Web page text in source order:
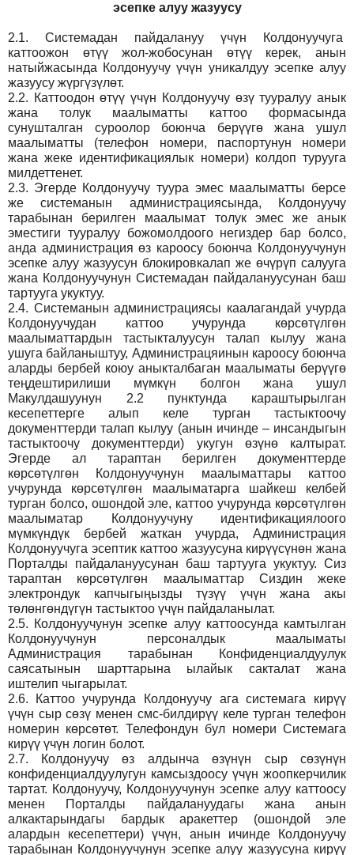
эсепке алуу жазуусу
2.1.
Системадан пайдалануу үчүн Колдонуучуга
каттоожон өтүү жол-жобосунан өтүү керек, анын
натыйжасында Колдонуучу үчүн уникалдуу эсепке алуу
жазуусу жүргүзүлөт.
2.2. Каттоодон өтүү үчүн Колдонуучу өзү тууралуу анык
жана толук маалыматты каттоо формасында
сунушталган суроолор боюнча берүүгө жана ушул
маалыматты (телефон номери, паспортунун номери
жана жеке идентификациялык номери) колдоп турууга
милдеттенет.
2.3. Эгерде Колдонуучу туура эмес маалыматты берсе
же системанын администрациясында, Колдонуучу
тарабынан берилген маалымат толук эмес же анык
эместиги тууралуу божомолдоого негиздер бар болсо,
анда администрация өз кароосу боюнча Колдонуучунун
эсепке алуу жазуусун блокировкалап же өчүрүп салууга
жана Колдонуучунун Системадан пайдалануусунан баш
тартууга укуктуу.
2.4. Системанын администрациясы каалагандай учурда
Колдонуучудан каттоо учурунда көрсөтүлгөн
маалыматтардын тастыкталуусун талап кылуу жана
ушуга байланыштуу, Администрацяинын кароосу боюнча
аларды бербей коюу аныкталбаган маалыматы берүүгө
теңдештирилиши мүмкүн болгон жана ушул
Макулдашуунун 2.2 пунктунда караштырылган
кесепеттерге алып келе турган тастыктоочу
документтерди талап кылуу (анын ичинде – инсандыгын
тастыктоочу документтерди) укугун өзүнө калтырат.
Эгерде ал тараптан берилген документтерде
көрсөтүлгөн Колдонуучунун маалыматтары каттоо
учурунда көрсөтүлгөн маалыматарга шайкеш келбей
турган болсо, ошондой эле, каттоо учурунда көрсөтүлгөн
маалыматар Колдонуучуну идентификациялоого
мүмкүндүк бербей жаткан учурда, Администрация
Колдонуучуга эсептик каттоо жазуусуна кирүүсүнөн жана
Порталды пайдалануусунан баш тартууга укуктуу. Сиз
тараптан көрсөтүлгөн маалыматтар Сиздин жеке
электрондук капчыгыңызды түзүү үчүн жана акы
төлөнгөндүгүн тастыктоо үчүн пайдаланылат.
2.5. Колдонуучунун эсепке алуу каттоосунда камтылган
Колдонуучунун персоналдык маалыматы
Администрация тарабынан Конфиденциалдуулук
саясатынын шарттарына ылайык сакталат жана
иштелип чыгарылат.
2.6.
Каттоо учурунда Колдонуучу ага системага кирүү
үчүн сыр сөзү менен смс-билдирүү келе турган телефон
номерин көрсөтөт. Телефондун бул номери Системага
кирүү үчүн логин болот.
2.7.
Колдонуучу өз алдынча өзүнүн сыр сөзүнүн
конфиденциалдуулугун камсыздоосу үчүн жоопкерчилик
тартат. Колдонуучу, Колдонуучунун эсепке алуу каттоосу
менен Порталды пайдалануудагы жана анын
алкактарындагы бардык аракеттер (ошондой эле
алардын кесепеттери) үчүн, анын ичинде Колдонуучу
тарабынан Колдонуучунун эсепке алуу жазуусуна кирүү